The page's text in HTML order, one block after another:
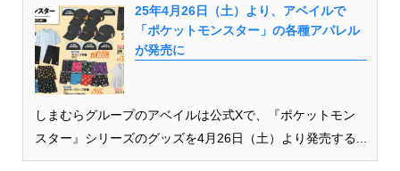
25年4月26日（土）より、アベイルで
「ポケットモンスター」の各種アパレル
が発売に
しまむらグループのアベイルは公式Xで、『ポケットモン
スター』シリーズのグッズを4月26日（土）より発売する...